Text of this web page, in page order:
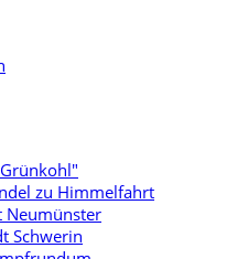
zu Himmelfahrt
Neumünster
Schwerin